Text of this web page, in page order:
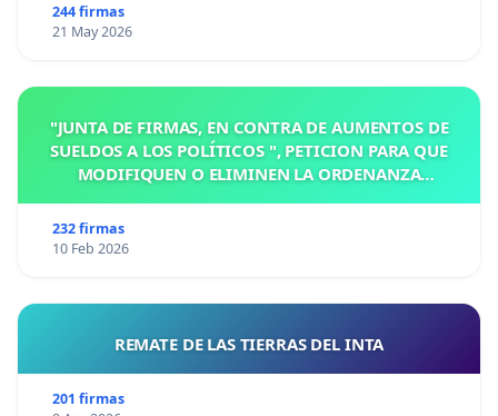
244 firmas
21 May 2026
"JUNTA DE FIRMAS, EN CONTRA DE AUMENTOS DE
SUELDOS A LOS POLÍTICOS ", PETICION PARA QUE
MODIFIQUEN O ELIMINEN LA ORDENANZA
232 firmas
10 Feb 2026
REMATE DE LAS TIERRAS DEL INTA
201 firmas